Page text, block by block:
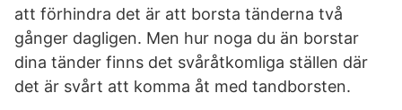
att förhindra det är att borsta tänderna två
gånger dagligen. Men hur noga du än borstar
dina tänder finns det svåråtkomliga ställen där
det är svårt att komma åt med tandborsten.